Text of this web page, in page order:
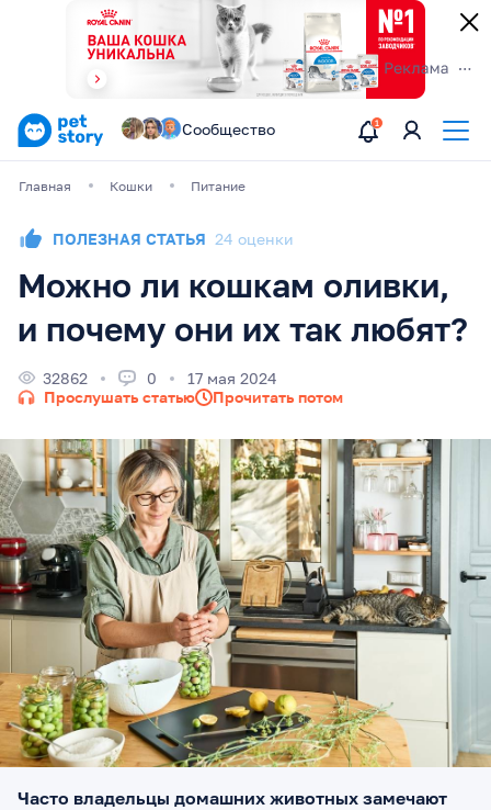
Сообщество
Главная Кошки Питание
ПОЛЕЗНАЯ СТАТЬЯ 24 оценки
Можно ли кошкам оливки,
и почему они их так любят?
32862 0
17 мая 2024
Прослушать статью
Прочитать потом
Часто владельцы домашних животных замечают